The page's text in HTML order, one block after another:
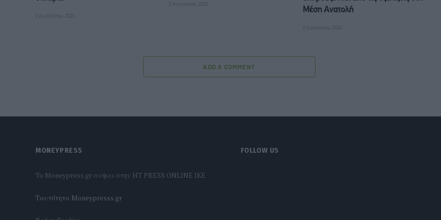
2 Αυγούστου, 2026
2 Αυγούστου, 2026
Μέση Ανατολή
2 Αυγούστου, 2026
ADD A COMMENT
MONEYPRESS
To Moneypress.gr ανήκει στην HT PRESS ONLINE IKE
Tαυτότητα Moneypresss.gr
FOLLOW US